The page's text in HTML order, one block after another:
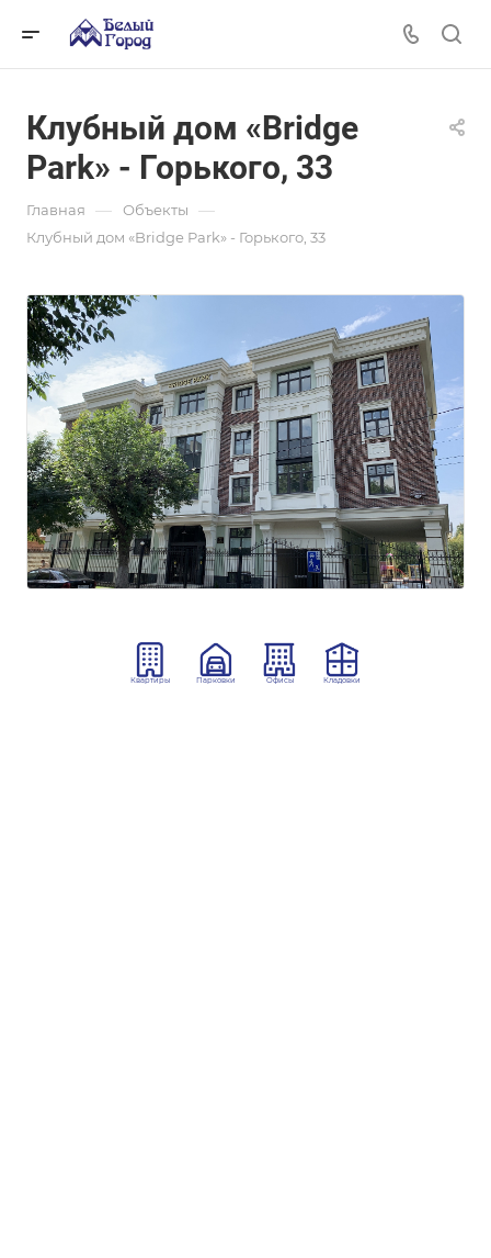
Клубный дом «Bridge
Park» - Горького, 33
Главная — Объекты —
Клубный дом «Bridge Park» - Горького, 33
Квартиры Парковки Офисы Кладовки